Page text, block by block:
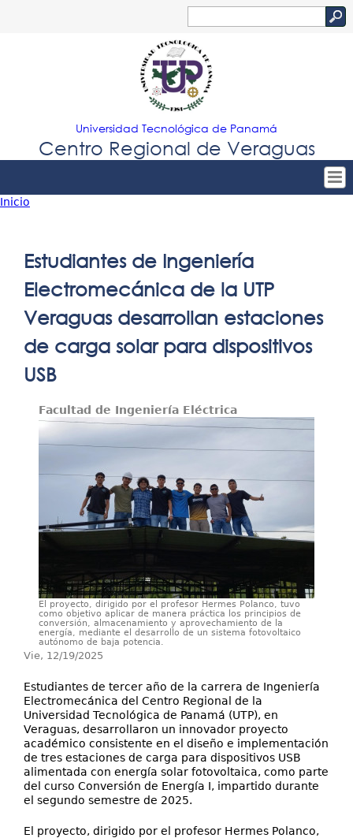
Jump to navigation
de
búsqueda
Universidad Tecnológica de Panamá
Centro Regional de Veraguas
Tropical
Principal
Admisión
Oferta Académica
Estudiantes
Investigación
Servicios
está
aquí
Inicio
Estudiantes de Ingeniería
Electromecánica de la UTP
Veraguas desarrollan estaciones
de carga solar para dispositivos
USB
Facultad de Ingeniería Eléctrica
El proyecto, dirigido por el profesor Hermes Polanco, tuvo
como objetivo aplicar de manera práctica los principios de
conversión, almacenamiento y aprovechamiento de la
energía, mediante el desarrollo de un sistema fotovoltaico
autónomo de baja potencia.
Vie, 12/19/2025
Estudiantes de tercer año de la carrera de Ingeniería
Electromecánica del Centro Regional de la
Universidad Tecnológica de Panamá (UTP), en
Veraguas, desarrollaron un innovador proyecto
académico consistente en el diseño e implementación
de tres estaciones de carga para dispositivos USB
alimentada con energía solar fotovoltaica, como parte
del curso Conversión de Energía I, impartido durante
el segundo semestre de 2025.
El proyecto, dirigido por el profesor Hermes Polanco,